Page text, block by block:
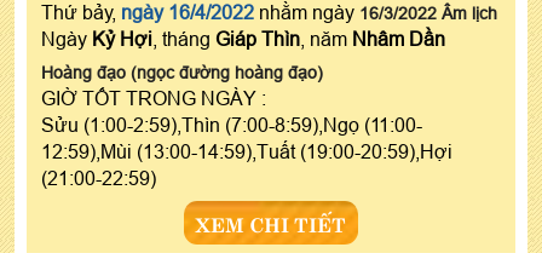
Thứ bảy, ngày 16/4/2022 nhằm ngày 16/3/2022 Âm lịch
Ngày Kỷ Hợi , tháng Giáp Thìn , năm Nhâm Dần
Hoàng đạo (ngọc đường hoàng đạo)
GIỜ TỐT TRONG NGÀY :
Sửu (1:00-2:59),Thìn (7:00-8:59),Ngọ (11:00-
12:59),Mùi (13:00-14:59),Tuất (19:00-20:59),Hợi
(21:00-22:59)
XEM CHI TIẾT